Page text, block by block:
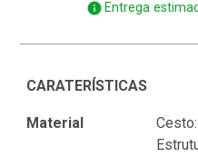
info Entrega
CARATERÍSTICAS
Material